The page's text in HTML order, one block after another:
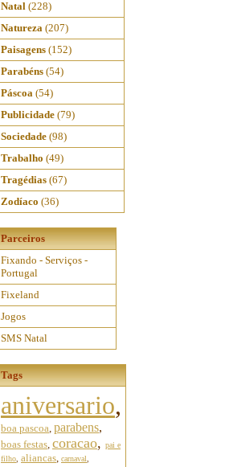
Natal (228)
Natureza (207)
Paisagens (152)
Parabéns (54)
Páscoa (54)
Publicidade (79)
Sociedade (98)
Trabalho (49)
Tragédias (67)
Zodíaco (36)
Parceiros
Fixando - Serviços -
Portugal
Fixeland
Jogos
SMS Natal
Tags
aniversario,
boa pascoa, parabens,
boas festas, coracao, pai e
filho aliancas, carnaval